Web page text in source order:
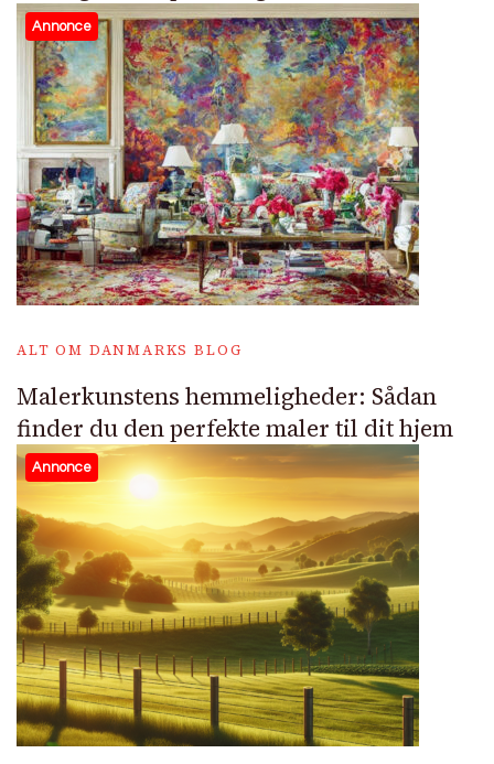
Annonce
ALT OM DANMARKS BLOG
Malerkunstens hemmeligheder: Sådan
finder du den perfekte maler til dit hjem
Annonce